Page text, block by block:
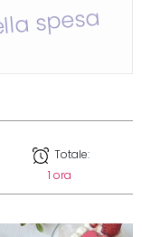
spesa
Totale:
1 ora